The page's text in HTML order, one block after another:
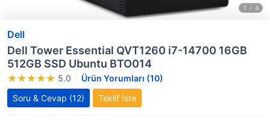
Dell
Dell Tower Essential QVT1260 i7-14700 16GB
512GB SSD Ubuntu BTO014
5.0
Ürün Yorumları (10)
Soru & Cevap (12) Teklif İste